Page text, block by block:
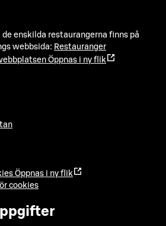
enskilda restaurangerna finns på
webbsida: Restauranger
Öppnas i ny flik
Öppnas i ny flik
cookies